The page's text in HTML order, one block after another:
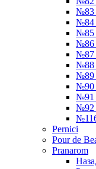
№83
№84
№85
№86
№87
№88
№89
№90
№91
№92
Pernici
Pour de
Pranarom